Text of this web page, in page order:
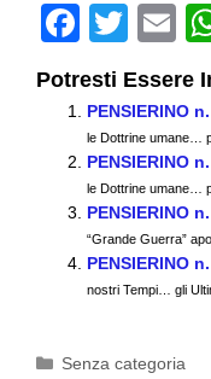
F
c
e
b
o
o
k
T
wi
tt
er
E
m
ail
Potresti Essere
PENSIERINO
le Dottrine umane…
PENSIERINO
le Dottrine umane…
PENSIERINO
“Grande Guerra”
PENSIERINO
nostri Tempi… gli
Categorie
Senza categoria